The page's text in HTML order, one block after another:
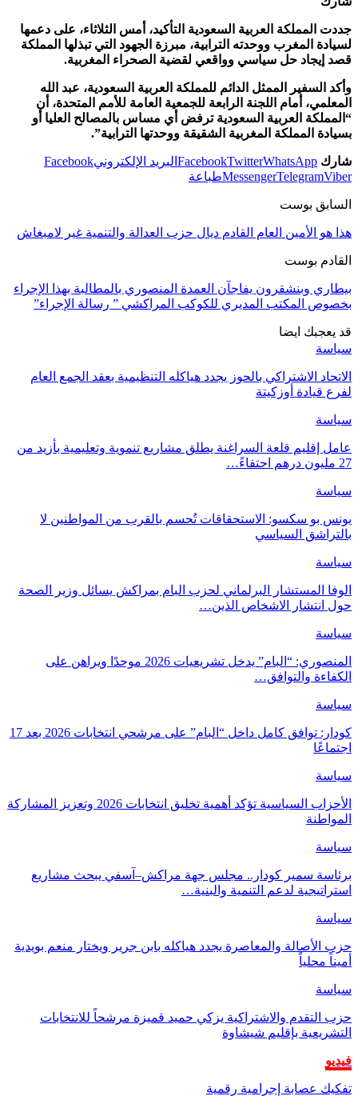
جددت المملكة العربية السعودية التأكيد، أمس الثلاثاء، على دعمها
لسيادة المغرب ووحدته الترابية، مبرزة الجهود التي تبذلها المملكة
قصد إيجاد حل سياسي وواقعي لقضية الصحراء المغربية.
وأكد السفير الممثل الدائم للمملكة العربية السعودية، عبد الله
المعلمي، أمام اللجنة الرابعة للجمعية العامة للأمم المتحدة، أن
“المملكة العربية السعودية ترفض أي مساس بالمصالح العليا أو
بسيادة المملكة المغربية الشقيقة ووحدتها الترابية”.
شارك FacebookTwitterWhatsApp البريد الإلكترونيFacebook
MessengerTelegramViber طباعة
السابق بوست
هذا هو الأمين العام القادم ديال حزب العدالة والتنمية غير لامبغاش
القادم بوست
بيطاري وبنشقرون يفاجآن العمدة المنصوري بالمطالبة بهذا الإجراء
بخصوص المكتب المديري للكوكب المراكشي ” رسالة الإجراء”
قد يعجبك ايضا
سياسة
الاتحاد الاشتراكي بالحوز يجدد هياكله التنظيمية بعقد الجمع العام
لفرع قيادة أوزكيتة
سياسة
عامل إقليم قلعة السراغنة يطلق مشاريع تنموية وتعليمية بأزيد من
27 مليون درهم احتفاءً…
سياسة
يونس بو سكسو: الاستحقاقات تُحسم بالقرب من المواطنين لا
بالتراشق السياسي
سياسة
الوفا المستشار البرلماني لحزب البام بمراكش يسائل وزير الصحة
حول انتشار الاشخاص الذين…
سياسة
المنصوري: “البام” يدخل تشريعيات 2026 موحدًا ويراهن على
الكفاءة والتوافق…
سياسة
كودار: توافق كامل داخل “البام” على مرشحي انتخابات 2026 بعد 17
اجتماعًا
سياسة
الأحزاب السياسية تؤكد أهمية تخليق انتخابات 2026 وتعزيز المشاركة
المواطنة
سياسة
برئاسة سمير كودار.. مجلس جهة مراكش–آسفي يبحث مشاريع
استراتيجية لدعم التنمية والبنية…
سياسة
حزب الأصالة والمعاصرة يجدد هياكله بابن جرير ويختار منعم بويدية
أميناً محلياً
سياسة
حزب التقدم والاشتراكية يزكي حميد قميزة مرشحاً للانتخابات
التشريعية بإقليم شيشاوة
فيديو
تفكيك عصابة إجرامية رقمية